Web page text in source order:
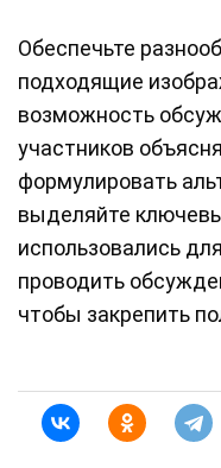
Обеспечьте
подходящие
возможность
участников
формулировать
выделяйте
использовались
проводить
чтобы закрепить